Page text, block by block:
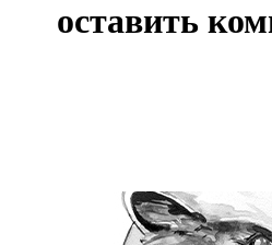
оставить